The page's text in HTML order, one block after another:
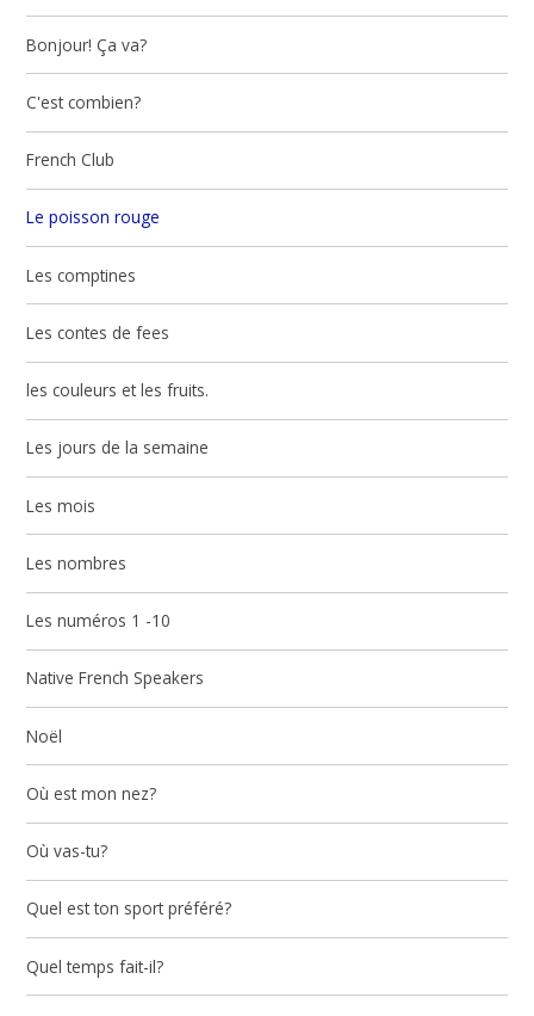
Bonjour! Ça va?
C'est combien?
French Club
Le poisson rouge
Les comptines
Les contes de fees
les couleurs et les fruits.
Les jours de la semaine
Les mois
Les nombres
Les numéros 1 -10
Native French Speakers
Noël
Où est mon nez?
Où vas-tu?
Quel est ton sport préféré?
Quel temps fait-il?